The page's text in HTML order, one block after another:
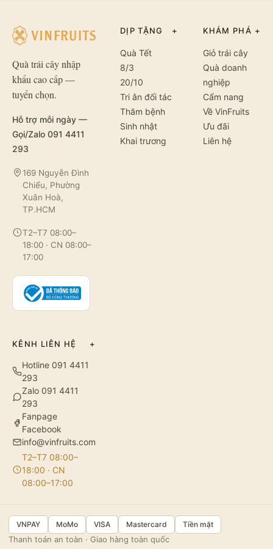
Quà trái cây nhập
khẩu cao cấp —
tuyển chọn.
Hỗ trợ mỗi ngày —
Gọi/Zalo 091 4411
293
169 Nguyễn Đình
Chiểu, Phường
Xuân Hoà,
TP.HCM
T2–T7 08:00–
18:00 · CN 08:00–
17:00
DỊP TẶNG +
Quà Tết
8/3
20/10
Tri ân đối tác
Thăm bệnh
Sinh nhật
Khai trương
KHÁM PHÁ +
Giỏ trái cây
Quà doanh
nghiệp
Cẩm nang
Về VinFruits
Ưu đãi
Liên hệ
KÊNH LIÊN HỆ +
Hotline 091 4411
293
Zalo 091 4411
293
Fanpage
Facebook
info@vinfruits.com
T2–T7 08:00–
18:00 · CN
08:00–17:00
VNPAY MoMo VISA Mastercard Tiền mặt
Thanh toán an toàn · Giao hàng toàn quốc